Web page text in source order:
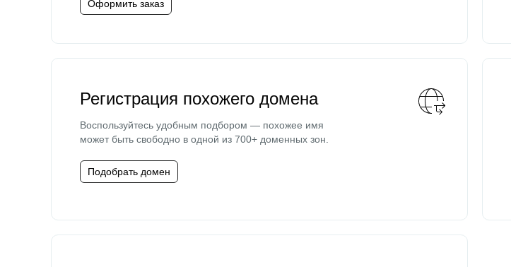
Оформить заказ
Регистрация похожего домена
Воспользуйтесь удобным подбором — похожее имя
может быть свободно в одной из 700+ доменных зон.
Подобрать домен